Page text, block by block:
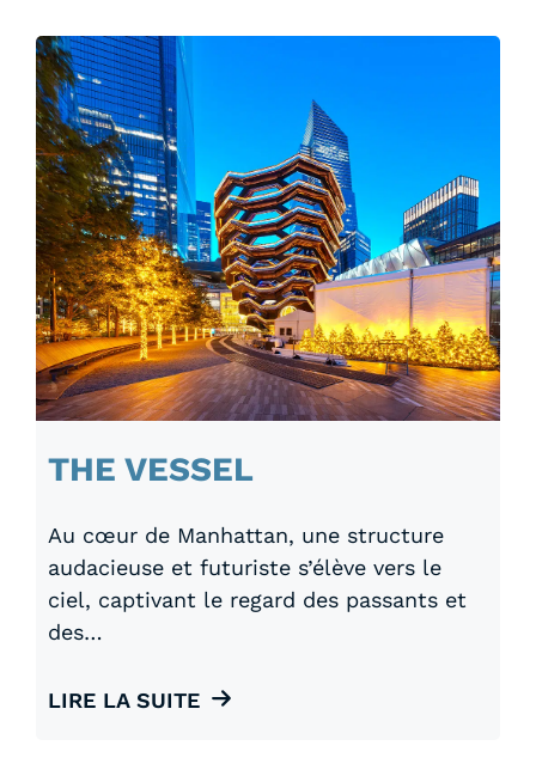
THE VESSEL
Au cœur de Manhattan, une structure
audacieuse et futuriste s’élève vers le
ciel, captivant le regard des passants et
des…
LIRE LA SUITE